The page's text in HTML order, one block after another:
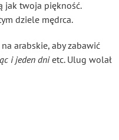
jak twoja piękność.
dziele mędrca.
arabskie, aby zabawić
i jeden dnietc. Ulug wolał